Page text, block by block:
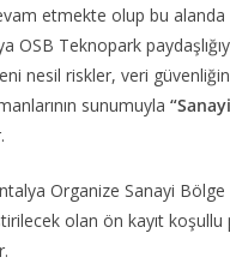
etmekte olup bu
OSB Teknopark
nesil riskler, veri
sunumuyla
Organize Sanayi
olan ön kayıt koşullu